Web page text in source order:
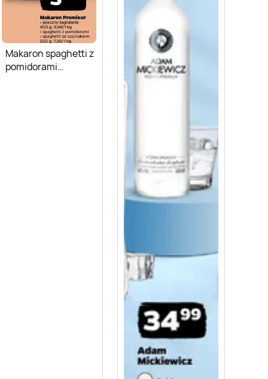
Makaron spaghetti z
pomidorami